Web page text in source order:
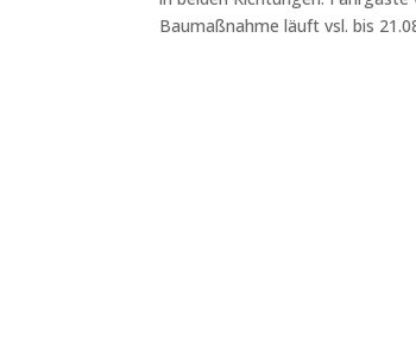
Baumaßnahme läuft vsl. bis